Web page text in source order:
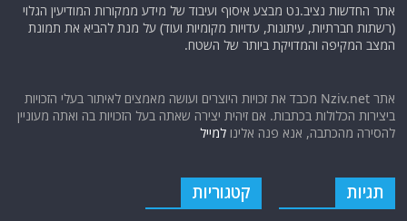
אתר החדשות נציב.נט מבצע איסוף ועיבוד של מידע ממקורות המודיעין הגלוי
(רשתות חברתיות, עיתונות, עדויות מקומיות ועוד) על מנת להביא את תמונת
המצב המקיפה והמדויקת ביותר של השטח.
אתר Nziv.net מכבד את זכויות היוצרים ועושה מאמצים לאיתור בעלי הזכויות
ביצירות הכלולות בכתבות. אם זיהית יצירה שאתה בעל הזכויות בה ואתה מעוניין
להסירה מהכתבה, אנא פנה אלינולמייל
תגיות קטגוריות